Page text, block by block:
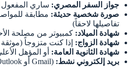
جواز السفر المصري: ساري المفعول
صورة شخصية حديثة: مطابقة
تفاصيلها لاحقاً)
شهادة الميلاد: كمبيوتر من مصلحة
شهادة الزواج: إذا كنت متزوجاً
شهادة الثانوية العامة: أو المؤهل
بريد إلكتروني نشط: (Gmail أو Outlook موثوق)